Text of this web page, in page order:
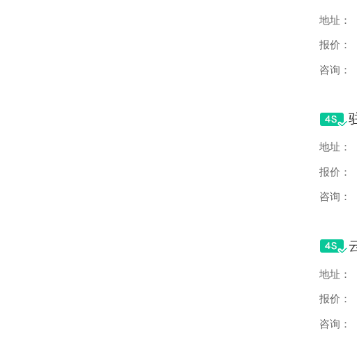
地址：
报价：
咨询：
地址：
报价：
咨询：
地址：
报价：
咨询：